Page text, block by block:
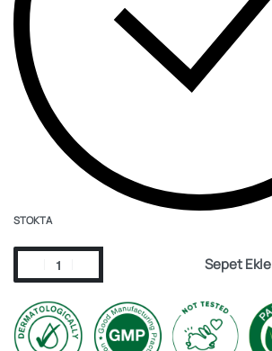
STOKTA
Sepet Ekle